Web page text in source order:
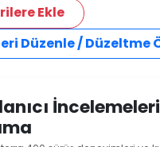
Ekle
Düzenle / Düzeltme